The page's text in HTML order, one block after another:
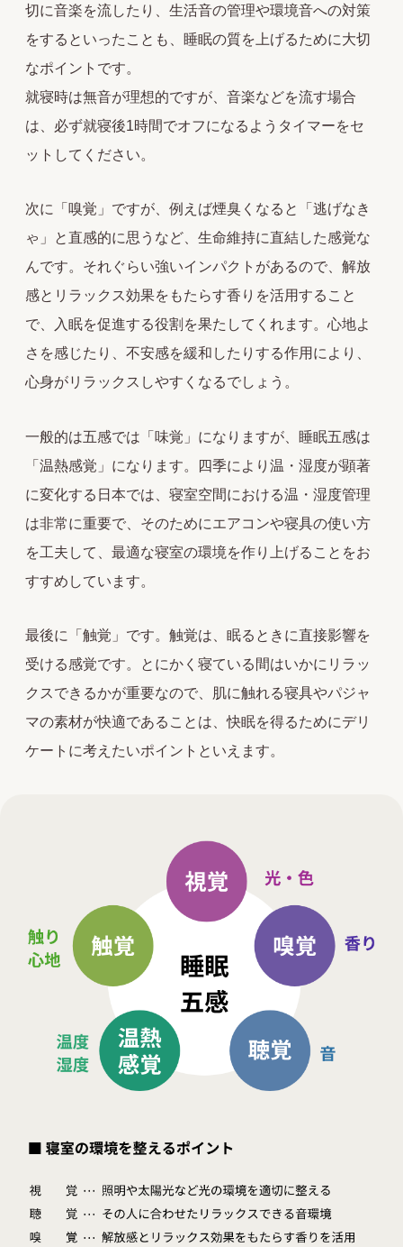
切に音楽を流したり、生活音の管理や環境音への対策
をするといったことも、睡眠の質を上げるために大切
なポイントです。
就寝時は無音が理想的ですが、音楽などを流す場合
は、必ず就寝後1時間でオフになるようタイマーをセ
ットしてください。
次に「嗅覚」ですが、例えば煙臭くなると「逃げなき
ゃ」と直感的に思うなど、生命維持に直結した感覚な
んです。それぐらい強いインパクトがあるので、解放
感とリラックス効果をもたらす香りを活用すること
で、入眠を促進する役割を果たしてくれます。心地よ
さを感じたり、不安感を緩和したりする作用により、
心身がリラックスしやすくなるでしょう。
一般的は五感では「味覚」になりますが、睡眠五感は
「温熱感覚」になります。四季により温・湿度が顕著
に変化する日本では、寝室空間における温・湿度管理
は非常に重要で、そのためにエアコンや寝具の使い方
を工夫して、最適な寝室の環境を作り上げることをお
すすめしています。
最後に「触覚」です。触覚は、眠るときに直接影響を
受ける感覚です。とにかく寝ている間はいかにリラッ
クスできるかが重要なので、肌に触れる寝具やパジャ
マの素材が快適であることは、快眠を得るためにデリ
ケートに考えたいポイントといえます。